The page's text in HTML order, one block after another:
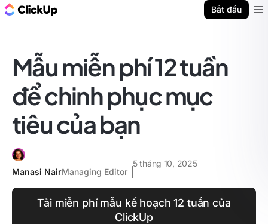
Bắt đầu
Mẫu miễn phí 12 tuần
để chinh phục mục
tiêu của bạn
Manasi NairManaging Editor
5 tháng 10, 2025
Tải miễn phí mẫu kế hoạch 12 tuần của
ClickUp